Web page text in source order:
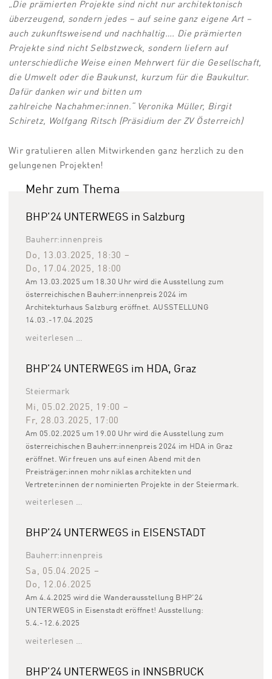
„Die prämierten Projekte sind nicht nur architektonisch
überzeugend, sondern jedes – auf seine ganz eigene Art –
auch zukunftsweisend und nachhaltig…. Die prämierten
Projekte sind nicht Selbstzweck, sondern liefern auf
unterschiedliche Weise einen Mehrwert für die Gesellschaft,
die Umwelt oder die Baukunst, kurzum für die Baukultur.
Dafür danken wir und bitten um
zahlreiche Nachahmer:innen.“
Veronika Müller, Birgit
Schiretz, Wolfgang Ritsch (Präsidium der ZV Österreich)
Wir gratulieren allen Mitwirkenden ganz herzlich zu den
gelungenen Projekten!
Mehr zum Thema
BHP'24 UNTERWEGS in Salzburg
Bauherr:innenpreis
Do, 13.03.2025, 18:30 –
Do, 17.04.2025, 18:00
Am 13.03.2025 um 18.30 Uhr wird die Ausstellung zum
österreichischen Bauherr:innenpreis 2024 im
Architekturhaus Salzburg eröffnet. AUSSTELLUNG
14.03.-17.04.2025
weiterlesen …
BHP'24 UNTERWEGS im HDA, Graz
Steiermark
Mi, 05.02.2025, 19:00 –
Fr, 28.03.2025, 17:00
Am 05.02.2025 um 19.00 Uhr wird die Ausstellung zum
österreichischen Bauherr:innenpreis 2024 im HDA in Graz
eröffnet. Wir freuen uns auf einen Abend mit den
Preisträger:innen mohr niklas architekten und
Vertreter:innen der nominierten Projekte in der Steiermark.
weiterlesen …
BHP'24 UNTERWEGS in EISENSTADT
Bauherr:innenpreis
Sa, 05.04.2025 –
Do, 12.06.2025
Am 4.4.2025 wird die Wanderausstellung BHP'24
UNTERWEGS in Eisenstadt eröffnet! Ausstellung:
5.4.-12.6.2025
weiterlesen …
BHP'24 UNTERWEGS in INNSBRUCK